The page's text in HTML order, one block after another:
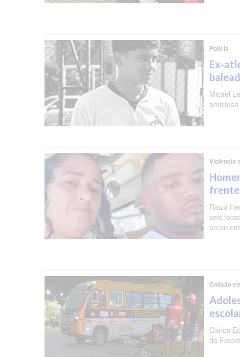
Polícia
Ex-
Micael
Violência
frente
Raiza
seis
preso
Colisão
Carlos
da